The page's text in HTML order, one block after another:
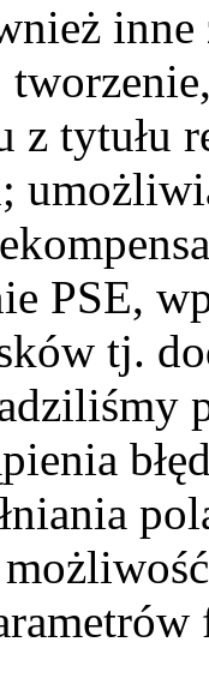
inne
z tytułu
PSE,
tj.